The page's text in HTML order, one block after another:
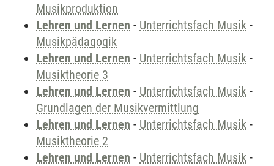
Musikproduktion
Lehren und Lernen - Unterrichtsfach Musik -
Musikpädagogik
Lehren und Lernen - Unterrichtsfach Musik -
Musiktheorie 3
Lehren und Lernen - Unterrichtsfach Musik -
Grundlagen der Musikvermittlung
Lehren und Lernen - Unterrichtsfach Musik -
Musiktheorie 2
Lehren und Lernen - Unterrichtsfach Musik -